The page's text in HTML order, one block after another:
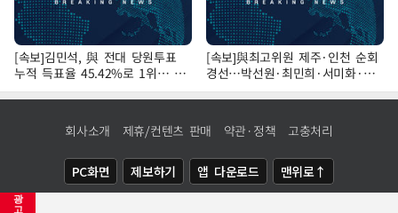
광
고
[속보]김민석, 與 전대 당원투표
누적 득표율 45.42%로 1위… 정
청래 44.56%
[속보]與최고위원 제주·인천 순회
경선…박선원·최민희·서미화·한
민수·김용 순
회사소개 제휴/컨텐츠 판매 약관·정책 고충처리
PC화면 제보하기 앱 다운로드 맨위로↑